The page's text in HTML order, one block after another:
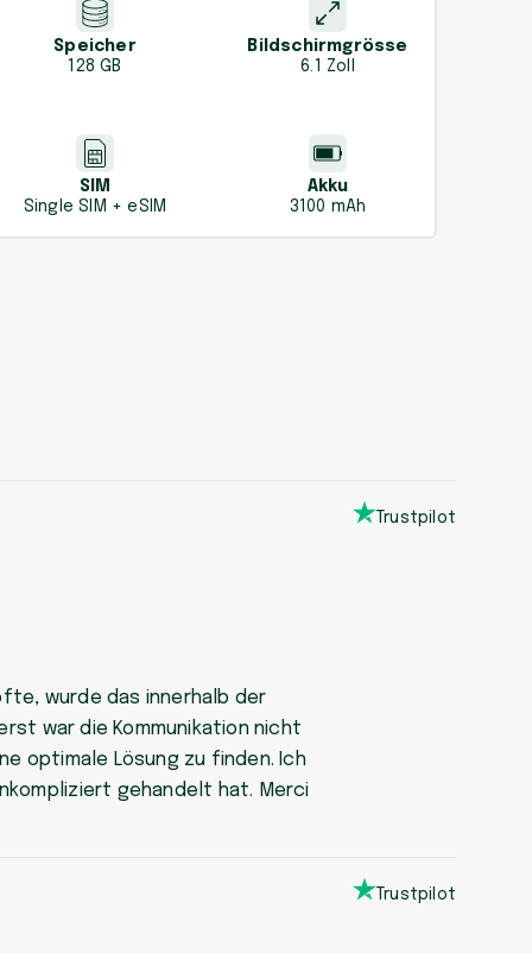
Speicher
128 GB
Bildschirmgrösse
6.1 Zoll
SIM
Single SIM + eSIM
Akku
3100 mAh
wurde das innerhalb der
war die Kommunikation nicht
optimale Lösung zu finden. Ich
gehandelt hat. Merci
Trustpilot
Trustpilot